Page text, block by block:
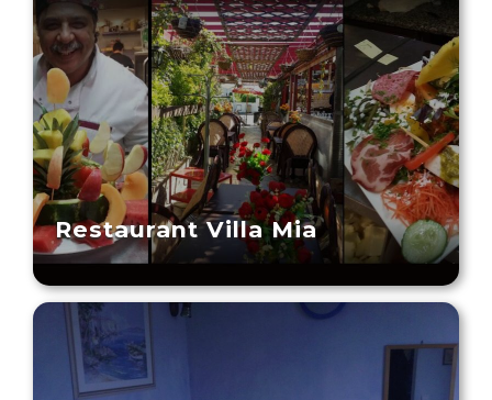
Restaurant Villa Mia